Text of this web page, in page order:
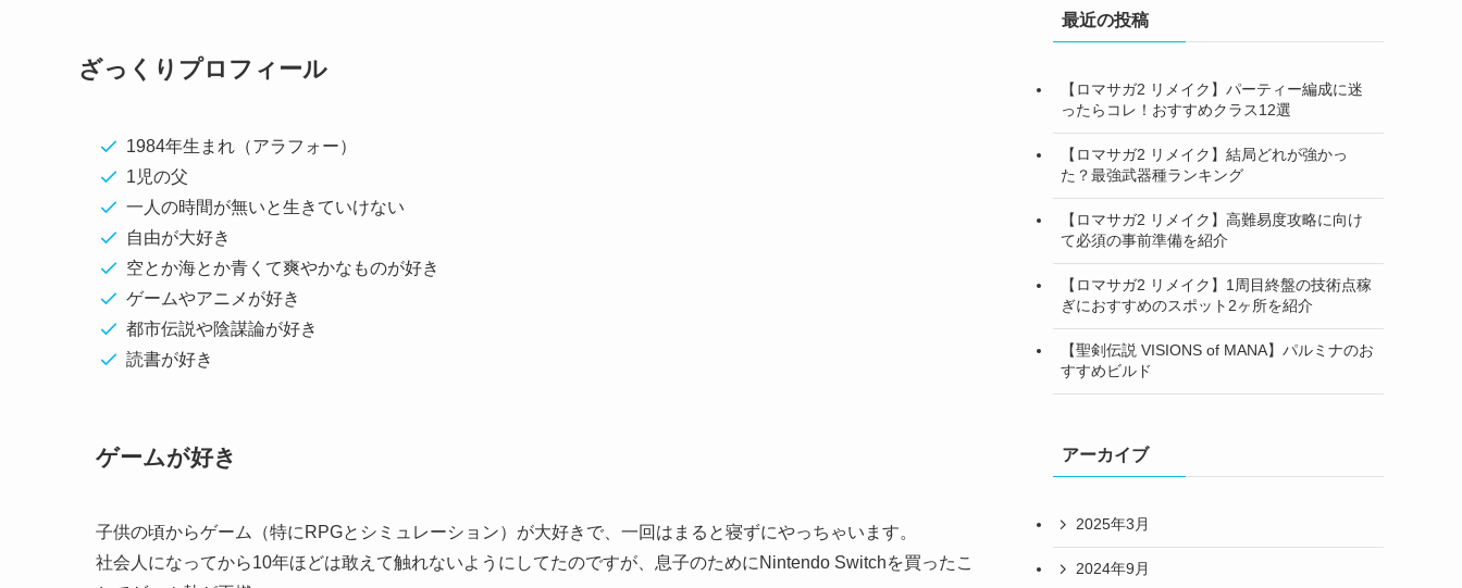
ざっくりプロフィール
1984年生まれ（アラフォー）
1児の父
一人の時間が無いと生きていけない
自由が大好き
空とか海とか青くて爽やかなものが好き
ゲームやアニメが好き
都市伝説や陰謀論が好き
読書が好き
ゲームが好き
子供の頃からゲーム（特にRPGとシミュレーション）が大好きで、一回はまると寝ずにやっちゃいます。
社会人になってから10年ほどは敢えて触れないようにしてたのですが、息子のためにNintendo Switchを買ったこ
最近の投稿
【ロマサガ2 リメイク】パーティー編成に迷
ったらコレ！おすすめクラス12選
【ロマサガ2 リメイク】結局どれが強かっ
た？最強武器種ランキング
【ロマサガ2 リメイク】高難易度攻略に向け
て必須の事前準備を紹介
【ロマサガ2 リメイク】1周目終盤の技術点稼
ぎにおすすめのスポット2ヶ所を紹介
【聖剣伝説 VISIONS of MANA】パルミナのお
すすめビルド
アーカイブ
2025年3月
2024年9月